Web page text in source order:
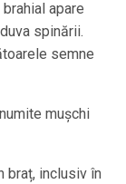
apare
spinării.
semne
mușchi
braț, inclusiv în